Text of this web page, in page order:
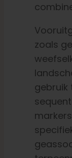
zoals
gebruik